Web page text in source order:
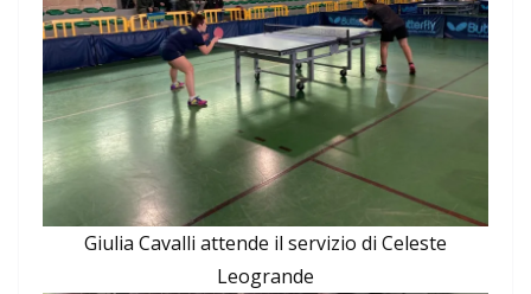
Giulia Cavalli attende il servizio di Celeste
Leogrande